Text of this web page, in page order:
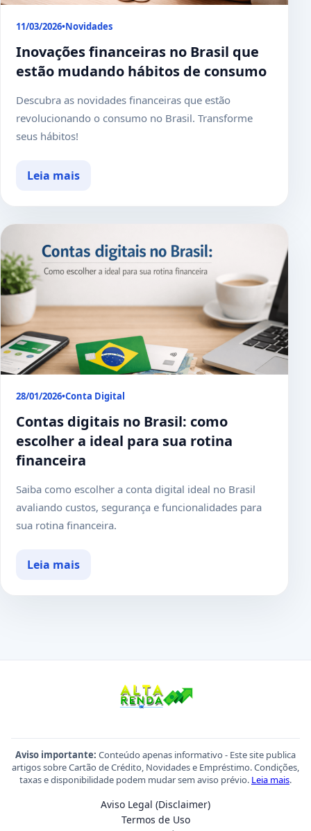
11/03/2026•Novidades
Inovações financeiras no Brasil que
estão mudando hábitos de consumo
Descubra as novidades financeiras que estão
revolucionando o consumo no Brasil. Transforme
seus hábitos!
Leia mais
28/01/2026•Conta Digital
Contas digitais no Brasil: como
escolher a ideal para sua rotina
financeira
Saiba como escolher a conta digital ideal no Brasil
avaliando custos, segurança e funcionalidades para
sua rotina financeira.
Leia mais
Aviso importante: Conteúdo apenas informativo - Este site publica
artigos sobre Cartão de Crédito, Novidades e Empréstimo. Condições,
taxas e disponibilidade podem mudar sem aviso prévio. Leia mais.
Aviso Legal (Disclaimer)
Termos de Uso